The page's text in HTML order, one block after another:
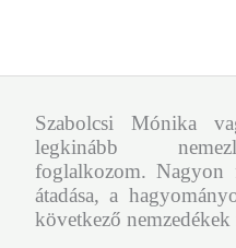
Szabolcsi Mónika
legkinább
foglalkozom. Nagyon
átadása, a
következő nemzedékek